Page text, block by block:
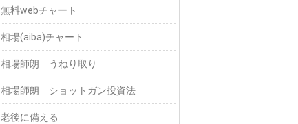
無料webチャート
相場(aiba)チャート
相場師朗 うねり取り
相場師朗 ショットガン投資法
老後に備える